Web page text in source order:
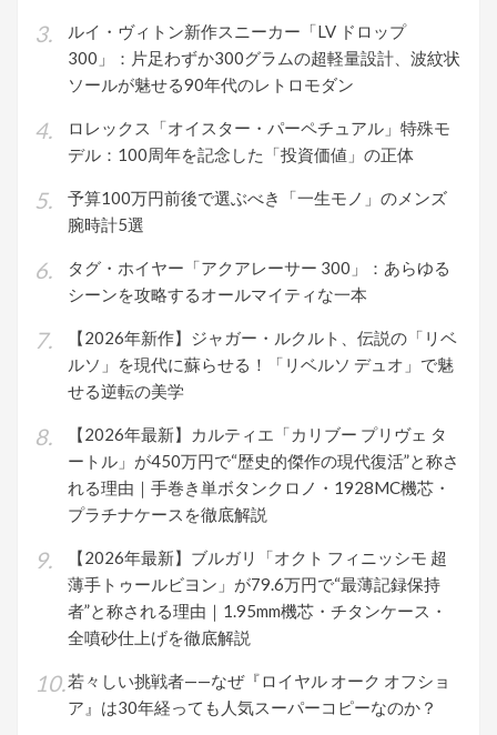
ルイ・ヴィトン新作スニーカー「LV ドロップ
300」：片足わずか300グラムの超軽量設計、波紋状
ソールが魅せる90年代のレトロモダン
ロレックス「オイスター・パーペチュアル」特殊モ
デル：100周年を記念した「投資価値」の正体
予算100万円前後で選ぶべき「一生モノ」のメンズ
腕時計5選
タグ・ホイヤー「アクアレーサー 300」：あらゆる
シーンを攻略するオールマイティな一本
【2026年新作】ジャガー・ルクルト、伝説の「リベ
ルソ」を現代に蘇らせる！「リベルソ デュオ」で魅
せる逆転の美学
【2026年最新】カルティエ「カリブー プリヴェ タ
ートル」が450万円で“歴史的傑作の現代復活”と称さ
れる理由｜手巻き単ボタンクロノ・1928MC機芯・
プラチナケースを徹底解説
【2026年最新】ブルガリ「オクト フィニッシモ 超
薄手トゥールビヨン」が79.6万円で“最薄記録保持
者”と称される理由｜1.95mm機芯・チタンケース・
全噴砂仕上げを徹底解説
若々しい挑戦者——なぜ『ロイヤル オーク オフショ
ア』は30年経っても人気スーパーコピーなのか？